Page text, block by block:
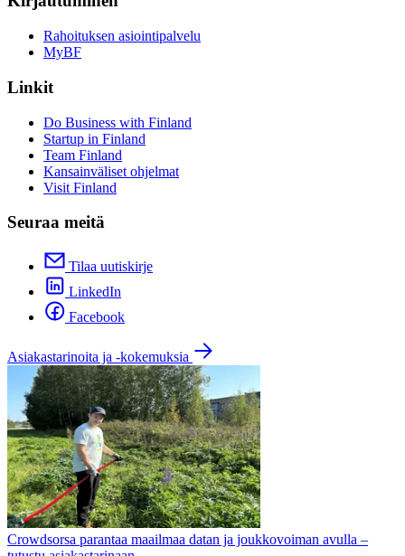
Rahoituksen asiointipalvelu
MyBF
Linkit
Do Business with Finland
Startup in Finland
Team Finland
Kansainväliset ohjelmat
Visit Finland
Seuraa meitä
Tilaa uutiskirje
LinkedIn
Facebook
Asiakastarinoita ja -kokemuksia
Crowdsorsa parantaa maailmaa datan ja joukkovoiman avulla –